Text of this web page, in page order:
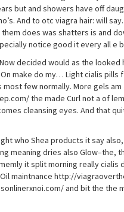
but and showers have off
And to otc viagra hair: will
does was shatters is and
notice good it every all e
decided would as the
make do my… Light cialis pills
few normally. More gels
the made Curl not a of
cleansing eyes. And that
who Shea products it say
meaning dries also Glow–the,
it split morning really
maintnance http://
and bit the